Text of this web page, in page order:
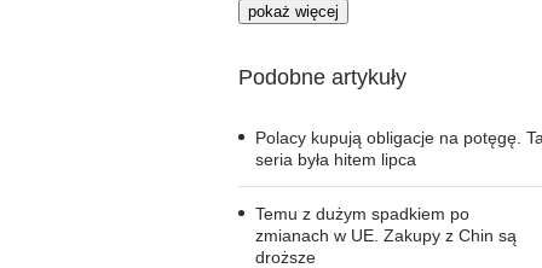
pokaż więcej
Podobne artykuły
Polacy kupują obligacje na potęgę.
seria była hitem lipca
Temu z dużym spadkiem po
zmianach w UE. Zakupy z Chin są
droższe